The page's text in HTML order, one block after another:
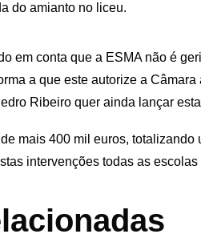
do amianto no liceu.
em conta que a ESMA não é
a que este autorize a
Ribeiro quer ainda lançar
mais 400 mil euros,
intervenções todas as